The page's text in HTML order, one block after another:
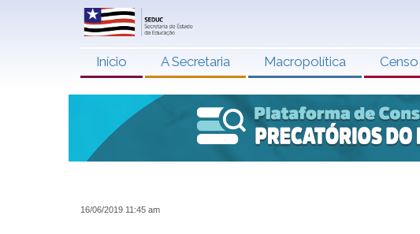
Início A Secretaria Macropolítica
16/06/2019 11:45 am